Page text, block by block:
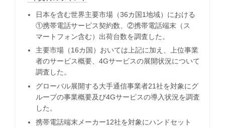
日本を含む世界主要市場（36カ国1地域）における
①携帯電話サービス契約数、②携帯電話端末（ス
マートフォン含む）出荷台数を調査した。
主要市場（16カ国）おいては上記に加え、上位事業
者のサービス概要、4Gサービスの展開状況について
調査した。
グローバル展開する大手通信事業者21社を対象にグ
ループの事業概要及び4Gサービスの導入状況を調査
した。
携帯電話端末メーカー12社を対象にハンドセット